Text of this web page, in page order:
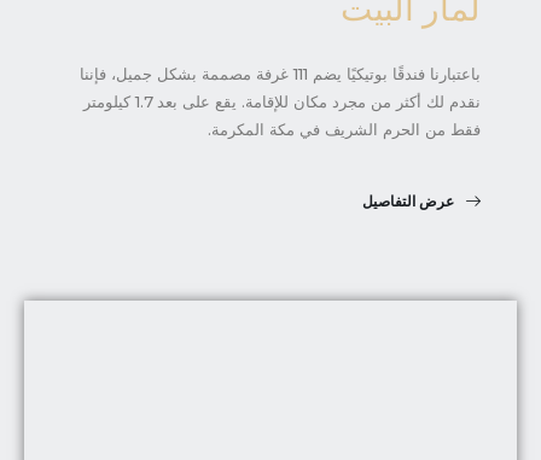
لمار البيت
باعتبارنا فندقًا بوتيكيًا يضم 111 غرفة مصممة بشكل جميل، فإننا
نقدم لك أكثر من مجرد مكان للإقامة. يقع على بعد 1.7 كيلومتر
فقط من الحرم الشريف في مكة المكرمة.
عرض التفاصيل